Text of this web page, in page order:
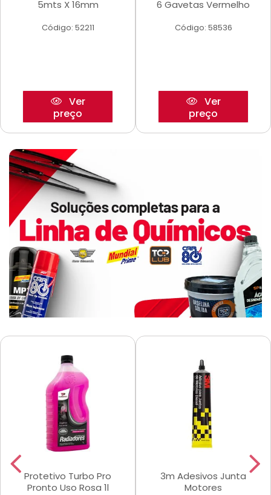
5mts X 16mm
Código: 52211
Ver
preço
6 Gavetas Vermelho
Código: 58536
Ver
preço
Protetivo Turbo Pro
Pronto Uso Rosa 1l
3m Adesivos Junta
Motores